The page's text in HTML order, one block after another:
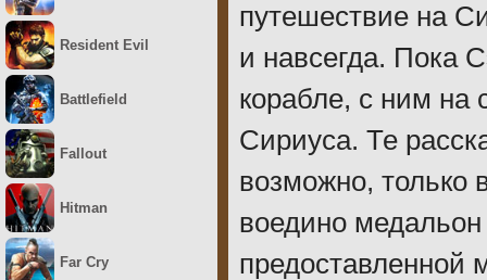
путешествие на
и навсегда. Пока
корабле, с ним на
Сириуса. Те
возможно, только
воедино
предоставленной
Resident Evil
Battlefield
Fallout
Hitman
Far Cry